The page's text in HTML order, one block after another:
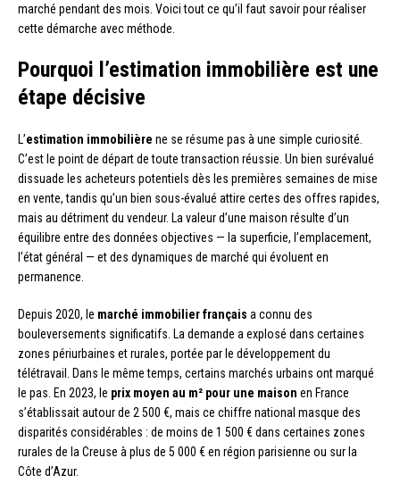
marché pendant des mois. Voici tout ce qu’il faut savoir pour réaliser
cette démarche avec méthode.
Pourquoi l’estimation immobilière est une
étape décisive
L’estimation immobilière ne se résume pas à une simple curiosité.
C’est le point de départ de toute transaction réussie. Un bien surévalué
dissuade les acheteurs potentiels dès les premières semaines de mise
en vente, tandis qu’un bien sous-évalué attire certes des offres rapides,
mais au détriment du vendeur. La valeur d’une maison résulte d’un
équilibre entre des données objectives — la superficie, l’emplacement,
l’état général — et des dynamiques de marché qui évoluent en
permanence.
Depuis 2020, le marché immobilier français a connu des
bouleversements significatifs. La demande a explosé dans certaines
zones périurbaines et rurales, portée par le développement du
télétravail. Dans le même temps, certains marchés urbains ont marqué
le pas. En 2023, le prix moyen au m² pour une maison en France
s’établissait autour de 2 500 €, mais ce chiffre national masque des
disparités considérables : de moins de 1 500 € dans certaines zones
rurales de la Creuse à plus de 5 000 € en région parisienne ou sur la
Côte d’Azur.